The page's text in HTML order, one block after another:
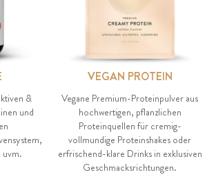
&
und
uvm.
VEGAN PROTEIN
Vegane Premium-Proteinpulver aus
hochwertigen, pflanzlichen
Proteinquellen für cremig-
vollmundige Proteinshakes oder
erfrischend-klare Drinks in exklusiven
Geschmacksrichtungen.